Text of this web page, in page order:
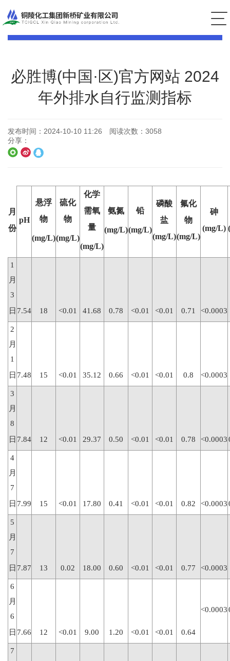
必胜博(中国·区)官方网站 2024
年外排水自行监测指标
发布时间： 2024-10-10 11:26 阅读次数： 3058
分享：
月
份
pH
悬浮
物
(mg/L)
硫化
物
(mg/L)
化学
需氧
量
(mg/L)
氨氮
(mg/L)
铅
(mg/L)
磷酸
盐
(mg/L)
氟化
物
(mg/L)
砷
(mg/L)
1
月
3
日 7.54 18 <0.01 41.68 0.78 <0.01 <0.01 0.71 <0.0003
2
月
1
日 7.48 15 <0.01 35.12 0.66 <0.01 <0.01 0.8 <0.0003
3
月
8
日 7.84 12 <0.01 29.37 0.50 <0.01 <0.01 0.78 <0.0003
4
月
7
日 7.99 15 <0.01 17.80 0.41 <0.01 <0.01 0.82 <0.0003
5
月
7
日 7.87 13 0.02 18.00 0.60 <0.01 <0.01 0.77 <0.0003
6
月
6
日 7.66 12 <0.01 9.00 1.20 <0.01 <0.01 0.64
<0.0003
7